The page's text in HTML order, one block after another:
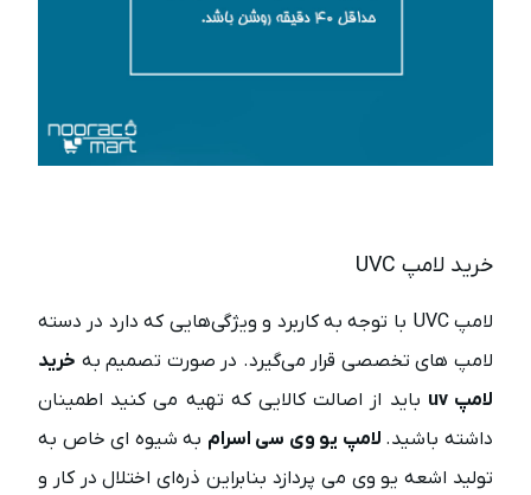
خرید لامپ UVC
لامپ UVC با توجه به کاربرد و ویژگی‌هایی که دارد در دسته
لامپ های تخصصی قرار می‌گیرد. در صورت تصمیم به خرید
لامپ uv
باید از اصالت کالایی که تهیه می کنید اطمینان
داشته باشید. لامپ یو وی سی اسرام به شیوه ای خاص به
تولید اشعه یو وی می پردازد بنابراین ذره‌ای اختلال در کار و